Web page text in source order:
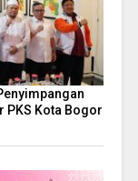
PKS Kota Bogor